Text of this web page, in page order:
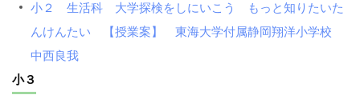
小２ 生活科 大学探検をしにいこう もっと知りたいた
んけんたい 【授業案】 東海大学付属静岡翔洋小学校
中西良我
小３